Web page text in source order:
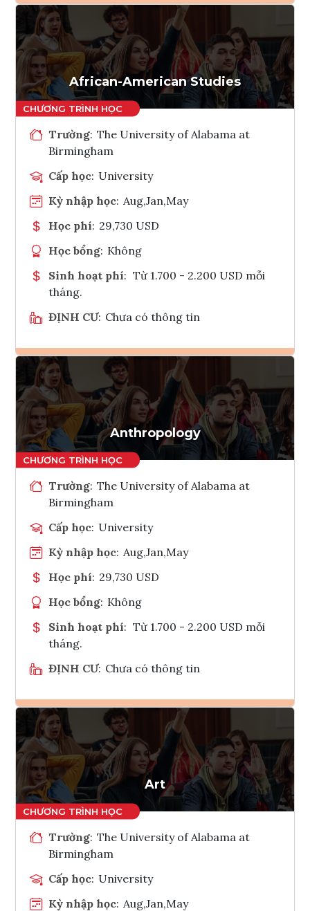
Ghi danh
Tham vấn Interlink
African-American Studies
Trường: The University of Alabama at
Birmingham
Cấp học: University
Kỳ nhập học: Aug,Jan,May
Học phí: 29,730 USD
Học bổng: Không
Sinh hoạt phí: Từ 1.700 - 2.200 USD mỗi
tháng.
ĐỊNH CƯ: Chưa có thông tin
Ghi danh
Tham vấn Interlink
Anthropology
Trường: The University of Alabama at
Birmingham
Cấp học: University
Kỳ nhập học: Aug,Jan,May
Học phí: 29,730 USD
Học bổng: Không
Sinh hoạt phí: Từ 1.700 - 2.200 USD mỗi
tháng.
ĐỊNH CƯ: Chưa có thông tin
Ghi danh
Tham vấn Interlink
Art
Trường: The University of Alabama at
Birmingham
Cấp học: University
Kỳ nhập học: Aug,Jan,May